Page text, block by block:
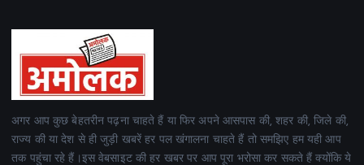
अगर आप कुछ बेहतरीन पढ़ना चाहते हैं या फिर अपने आसपास की, शहर की, जिले की,
राज्य की या देश से ही जुड़ी खबरें हर पल खंगालना चाहते हैं तो समझिए हम यही आप
तक पहुंचा रहे हैं।इस वेबसाइट की हर खबर पर आप पूरा भरोसा कर सकते हैं क्योंकि ये